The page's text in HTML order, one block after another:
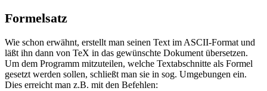
Formelsatz
Wie schon erwähnt, erstellt man seinen Text im ASCII-Format und
läßt ihn dann von TeX in das gewünschte Dokument übersetzen.
Um dem Programm mitzuteilen, welche Textabschnitte als Formel
gesetzt werden sollen, schließt man sie in sog. Umgebungen ein.
Dies erreicht man z.B. mit den Befehlen: